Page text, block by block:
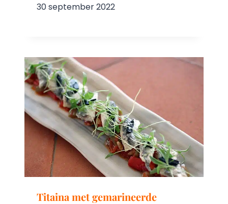
30 september 2022
Titaina met gemarineerde